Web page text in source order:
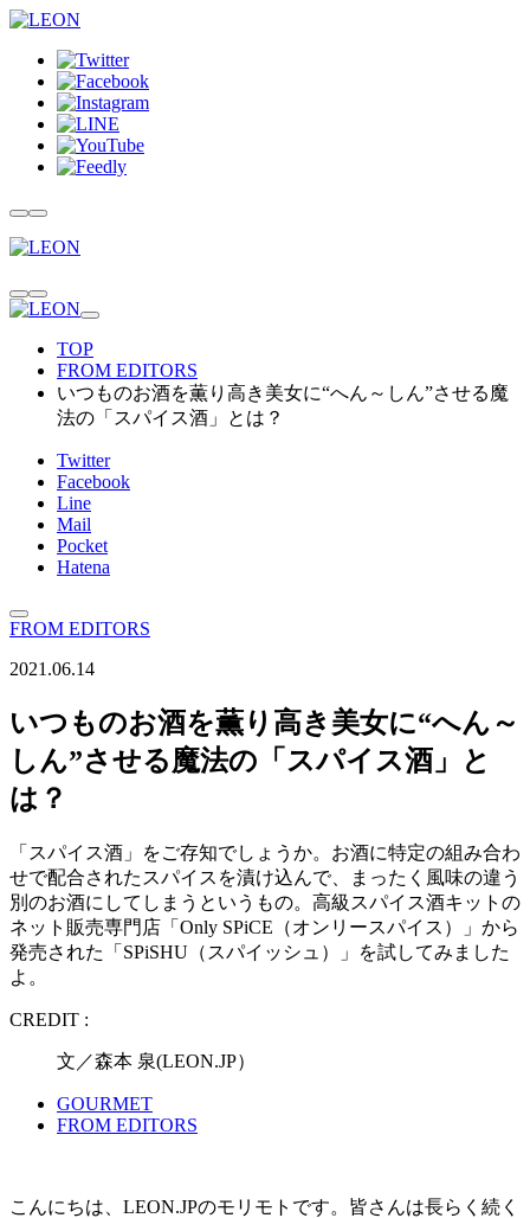
TOP
FROM EDITORS
いつものお酒を薫り高き美女に“へん～しん”させる魔
法の「スパイス酒」とは？
Twitter
Facebook
Line
Mail
Pocket
Hatena
FROM EDITORS
2021.06.14
いつものお酒を薫り高き美女に“へん～
しん”させる魔法の「スパイス酒」と
は？
「スパイス酒」をご存知でしょうか。お酒に特定の組み合わ
せで配合されたスパイスを漬け込んで、まったく風味の違う
別のお酒にしてしまうというもの。高級スパイス酒キットの
ネット販売専門店「Only SPiCE（オンリースパイス）」から
発売された「SPiSHU（スパイッシュ）」を試してみました
よ。
CREDIT :
文／森本 泉(LEON.JP）
GOURMET
FROM EDITORS
こんにちは、LEON.JPのモリモトです。皆さんは長らく続く